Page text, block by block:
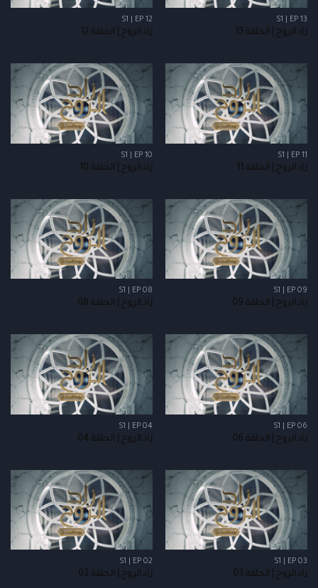
S1 | EP 13
زاد الروح | الحلقة 13
S1 | EP 12
زاد الروح | الحلقة 12
S1 | EP 11
زاد الروح | الحلقة 11
S1 | EP 10
زاد الروح | الحلقة 10
S1 | EP 09
زاد الروح | الحلقة 09
S1 | EP 08
زاد الروح | الحلقة 08
S1 | EP 06
زاد الروح | الحلقة 06
S1 | EP 04
زاد الروح | الحلقة 04
S1 | EP 03
زاد الروح | الحلقة 03
S1 | EP 02
زاد الروح | الحلقة 02